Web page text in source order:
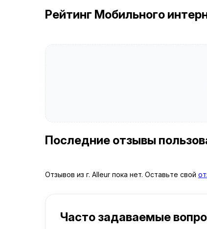
Рейтинг Мобильного
Последние отзывы
Отзывов из г. Alleur пока нет. Оставьте свой
Часто задаваемые